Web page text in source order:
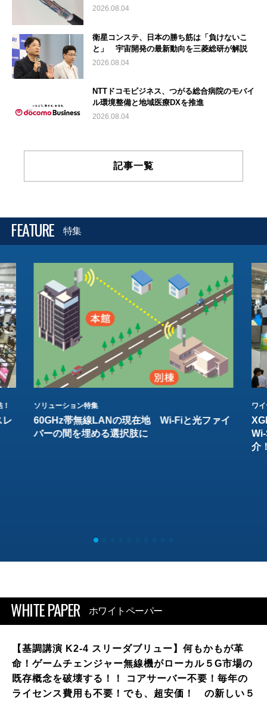
2026.08.04
衛星コンステ、日本の勝ち筋は「負けないこ
と」 宇宙開発の最新動向を三菱総研が解説
2026.08.04
NTTドコモビジネス、つがる総合病院のモバイ
ル環境整備と地域医療DXを推進
2026.08.04
記事一覧
FEATURE 特集
レ
ソリューション特集
60GHz帯無線LANの現在地 Wi-Fiと光ファイ
バーの間を埋める選択肢に
ワ
介
WHITE PAPER ホワイトペーパー
【基調講演 K2-4 スリーダブリュー】何もかもが革
命！ゲームチェンジャー無線機がローカル５G市場の
既存概念を破壊する！！ コアサーバー不要！毎年の
ライセンス費用も不要！でも、超安価！ の新しい５